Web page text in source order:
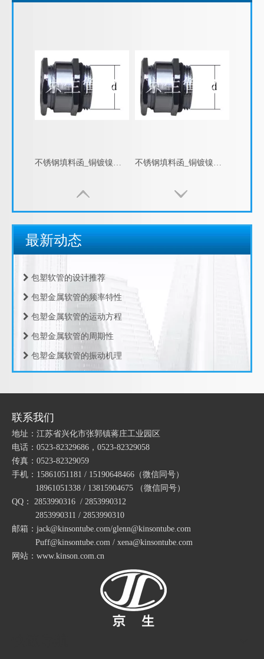
不锈钢填料函_铜镀镍电缆填料函_JSF-STJ 不锈钢电缆防爆填料函_江苏京生管业有限公司 不锈钢填料函_铜镀镍电缆填料函_金属填料函_江苏京生管业有限公司
最新动态
包塑金属软管的指数测试
江苏京生管业有限公司危险废物管理制度公司
复合包塑金属软管材料的二次加工
包塑金属软管的龟裂
包塑软管的规范
包塑金属软管的运动方程
包塑金属软管的周期性
包塑金属软管的振动机理
包塑金属软管的轴向力
包塑金属软管的透温性试验
包塑金属软管的试验条件
包塑金属软管的耐热性
包塑金属软管的指数测试
江苏京生管业有限公司危险废物管理制度公司
包塑金属软管生产
复合包塑金属软管材料的二次加工
联系我们
地址：江苏省兴化市张郭镇蒋庄工业园区
电话：0523-82329686，0523-82329058
传真：0523-82329059
手机：15861051181 / 15190648466 （微信同号）
18961051338 / 13815904675
（微信同号）
QQ： 2853990316 / 2853990312
2853990311 / 2853990310
邮箱：jack@kinsontube.com/glenn@kinsontube.com
Puff@kinsontube.com / xena@kinsontube.com
网站：www.kinson.com.cn